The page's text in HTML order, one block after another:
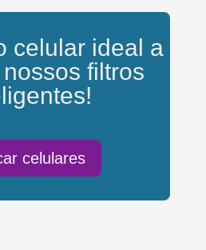
celular ideal a
filtros
celulares